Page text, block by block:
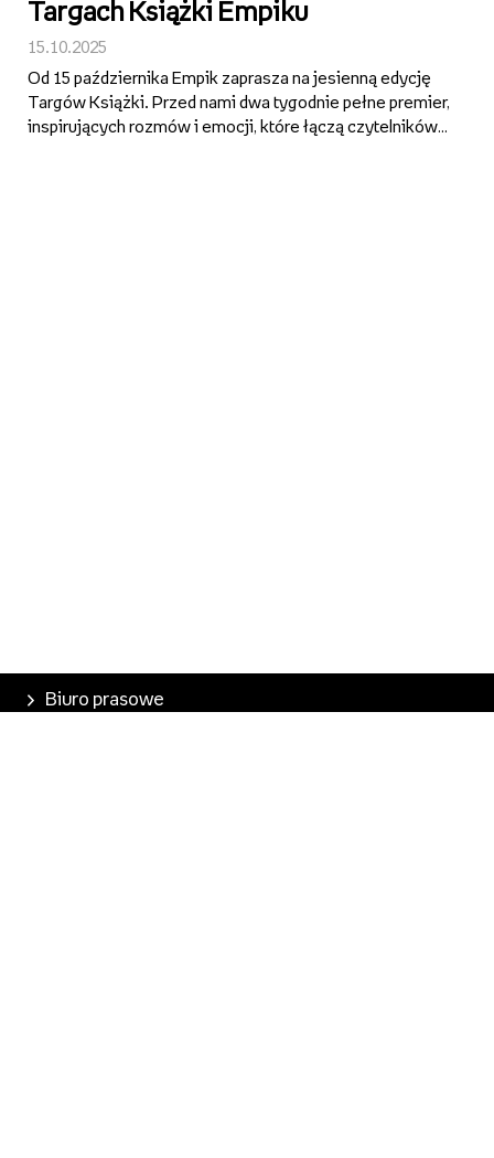
Targach Książki Empiku
15.10.2025
Od 15 października Empik zaprasza na jesienną edycję
Targów Książki. Przed nami dwa tygodnie pełne premier,
inspirujących rozmów i emocji, które łączą czytelników z
Biuro prasowe